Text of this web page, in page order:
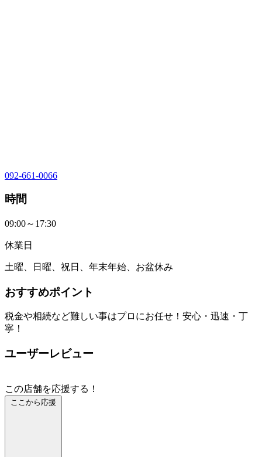
092-661-0066
時間
09:00～17:30
休業日
土曜、日曜、祝日、年末年始、お盆休み
おすすめポイント
税金や相続など難しい事はプロにお任せ！安心・迅速・丁
寧！
ユーザーレビュー
この店舗を応援する！
ここから応援